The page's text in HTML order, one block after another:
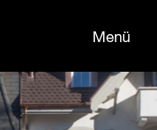
Menü